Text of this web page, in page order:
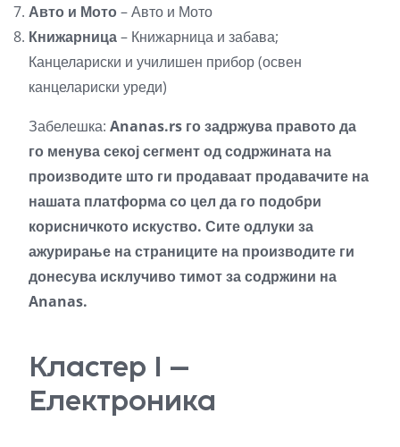
Авто и Мото – Авто и Мото
Книжарница– Книжарница и забава;
Канцелариски и училишен прибор (освен
канцелариски уреди)
Забелешка: Ananas.rs го задржува правото да
го менува секој сегмент од содржината на
производите што ги продаваат продавачите на
нашата платформа со цел да го подобри
корисничкото искуство. Сите одлуки за
ажурирање на страниците на производите ги
донесува исклучиво тимот за содржини на
Ananas.
Кластер I –
Електроника